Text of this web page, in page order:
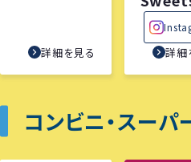
詳細を見る 詳細
コンビニ・スーパ